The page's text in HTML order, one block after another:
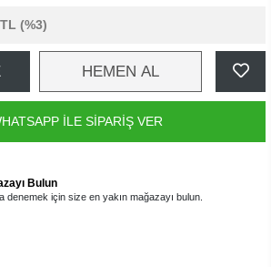
(%3)
HEMEN AL
İLE SİPARİŞ VER
Bulun
denemek için size en yakın mağazayı bulun.